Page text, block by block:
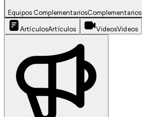
Equipos ComplementariosComplementarios
ArtículosArtículos VideosVideos